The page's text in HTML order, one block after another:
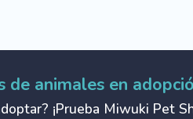
de animales en
¡Prueba Miwuki Pet